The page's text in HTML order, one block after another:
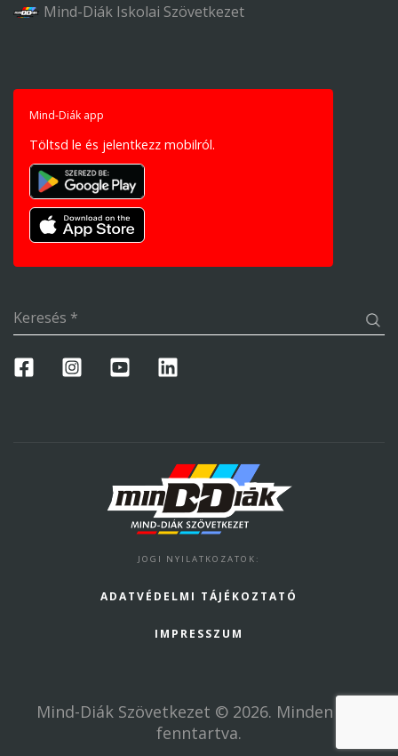
Mind-Diák Iskolai Szövetkezet
Mind-Diák app
Töltsd le és jelentkezz mobilról.
Keresés *
JOGI NYILATKOZATOK :
ADATVÉDELMI TÁJÉKOZTATÓ
IMPRESSZUM
Mind-Diák Szövetkezet © 2026. Minden jog
fenntartva.